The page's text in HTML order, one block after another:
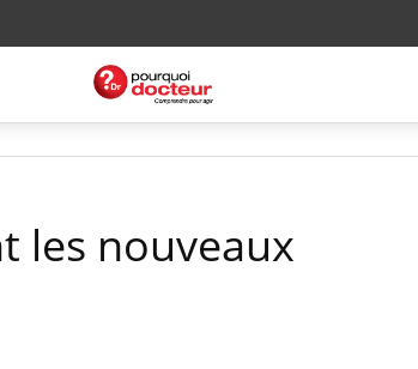
les nouveaux